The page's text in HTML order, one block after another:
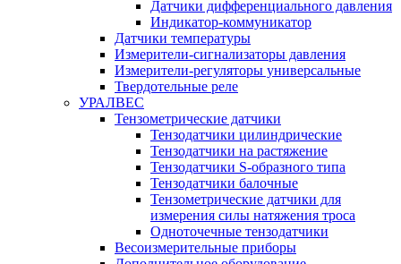
Датчики дифференциального давления
Индикатор-коммуникатор
Датчики температуры
Измерители-сигнализаторы давления
Измерители-регуляторы универсальные
Твердотельные реле
УРАЛВЕС
Тензометрические датчики
Тензодатчики цилиндрические
Тензодатчики на растяжение
Тензодатчики S-образного типа
Тензодатчики балочные
Тензометрические датчики для
измерения силы натяжения троса
Одноточечные тензодатчики
Весоизмерительные приборы